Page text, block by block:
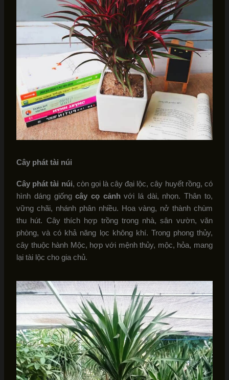
Cây phát tài núi
Cây phát tài núi, còn gọi là cây đại lộc, cây huyết rồng, có
hình dáng giốngcây cọ cảnhvới lá dài, nhọn. Thân to,
vững chãi, nhánh phân nhiều. Hoa vàng, nở thành chùm
thu hút. Cây thích hợp trồng trong nhà, sân vườn, văn
phòng, và có khả năng lọc không khí. Trong phong thủy,
cây thuộc hành Mộc, hợp với mệnh thủy, mộc, hỏa, mang
lại tài lộc cho gia chủ.